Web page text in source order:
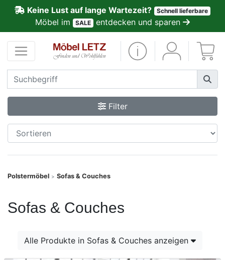
Keine Lust auf lange Wartezeit? Schnell lieferbare
Möbel im SALE entdecken und sparen
Filter
Polstermöbel > Sofas & Couches
Sofas & Couches
Alle Produkte in Sofas & Couches anzeigen
Kundenmeinungen
Anmelden
PREMIUM
Schnell
lieferbar
SALE
Möbel-